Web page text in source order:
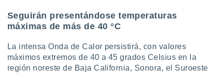
Seguirán presentándose temperaturas
máximas de más de 40 °C
La intensa Onda de Calor persistirá, con valores
máximos extremos de 40 a 45 grados Celsius en la
región noreste de Baja California, Sonora, el Suroeste